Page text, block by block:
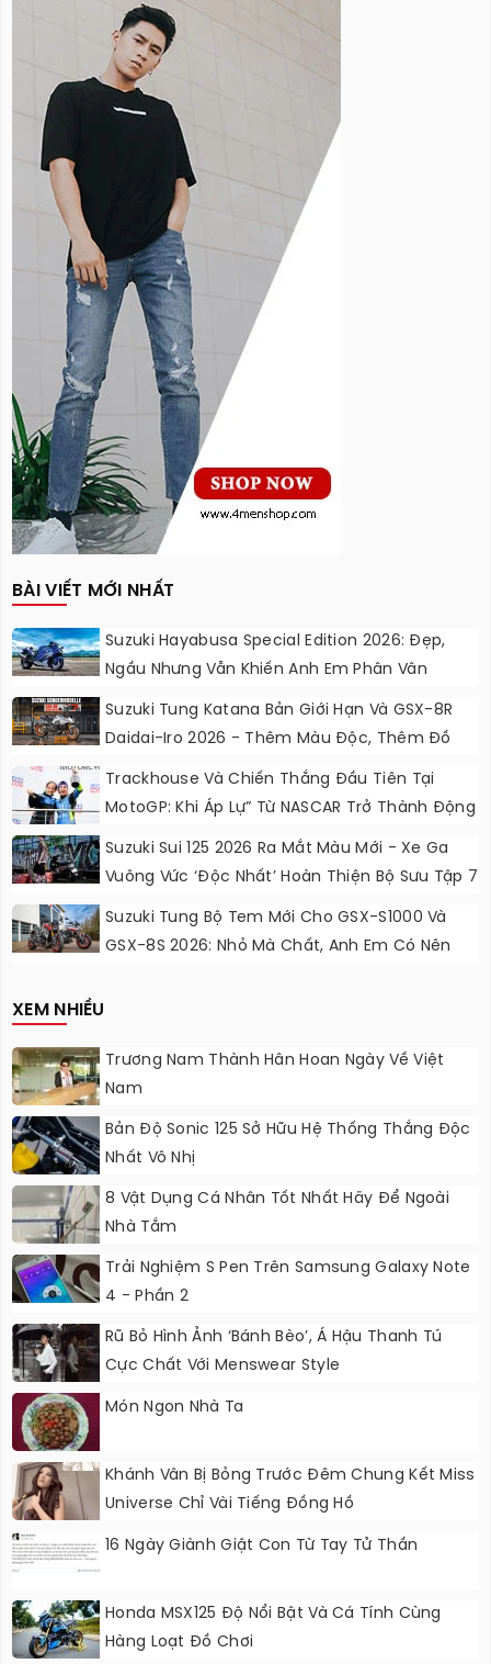
BÀI VIẾT MỚI NHẤT
Suzuki Hayabusa Special Edition 2026: Đẹp,
Ngầu Nhưng Vẫn Khiến Anh Em Phân Vân
Suzuki Tung Katana Bản Giới Hạn Và GSX-8R
Daidai-Iro 2026 - Thêm Màu Độc, Thêm Đồ
Chơi, Thêm Cá Tính
Trackhouse Và Chiến Thắng Đầu Tiên Tại
MotoGP: Khi Áp Lự” Từ NASCAR Trở Thành Động
Lực Ngọt Ngào
Suzuki Sui 125 2026 Ra Mắt Màu Mới - Xe Ga
Vuông Vức ‘độc Nhất’ Hoàn Thiện Bộ Sưu Tập 7
Sắc Cầu Vồng
Suzuki Tung Bộ Tem Mới Cho GSX-S1000 Và
GSX-8S 2026: Nhỏ Mà Chất, Anh Em Có Nên
XEM NHIỀU
Trương Nam Thành Hân Hoan Ngày Về Việt
Nam
Bản Độ Sonic 125 Sở Hữu Hệ Thống Thắng Độc
Nhất Vô Nhị
8 Vật Dụng Cá Nhân Tốt Nhất Hãy Để Ngoài
Nhà Tắm
Trải Nghiệm S Pen Trên Samsung Galaxy Note
4 - Phần 2
Rũ Bỏ Hình Ảnh ‘bánh Bèo’, Á Hậu Thanh Tú
Cực Chất Với Menswear Style
Món Ngon Nhà Ta
Khánh Vân Bị Bỏng Trước Đêm Chung Kết Miss
Universe Chỉ Vài Tiếng Đồng Hồ
16 Ngày Giành Giật Con Từ Tay Tử Thần
Honda MSX125 Độ Nổi Bật Và Cá Tính Cùng
Hàng Loạt Đồ Chơi